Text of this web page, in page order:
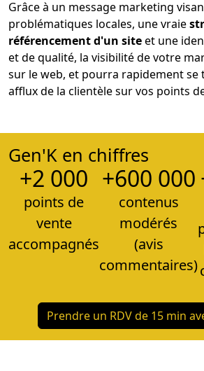
Grâce à un message marketing
problématiques locales, une vraie
référencement d'un siteet une
et de qualité, la visibilité de votre
sur le web, et pourra rapidement se
afflux de la clientèle sur vos points
Gen'K en chiffres
+2 000
points de
vente
accompagnés
+600 000
contenus
modérés
(avis
commentaires)
Prendre un RDV de 15 min